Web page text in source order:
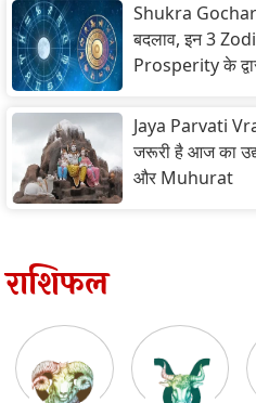
Shukra Gochar
बदलाव, इन 3
Prosperity के
Jaya Parvati
जरूरी है आज का
और Muhurat
राशिफल